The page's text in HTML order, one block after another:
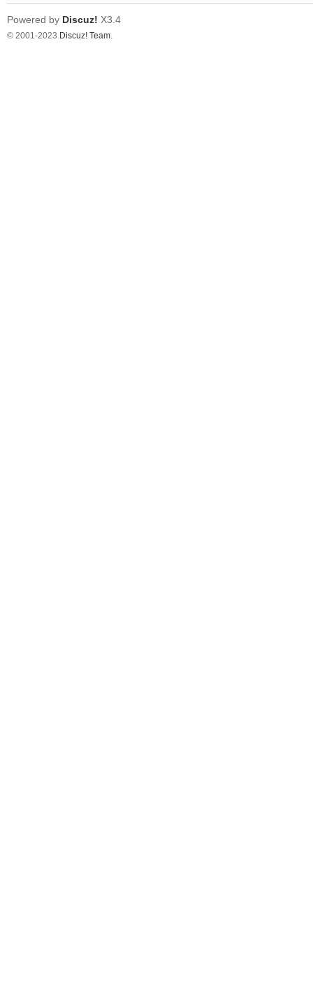
Powered by Discuz! X3.4
© 2001-2023 Discuz! Team.